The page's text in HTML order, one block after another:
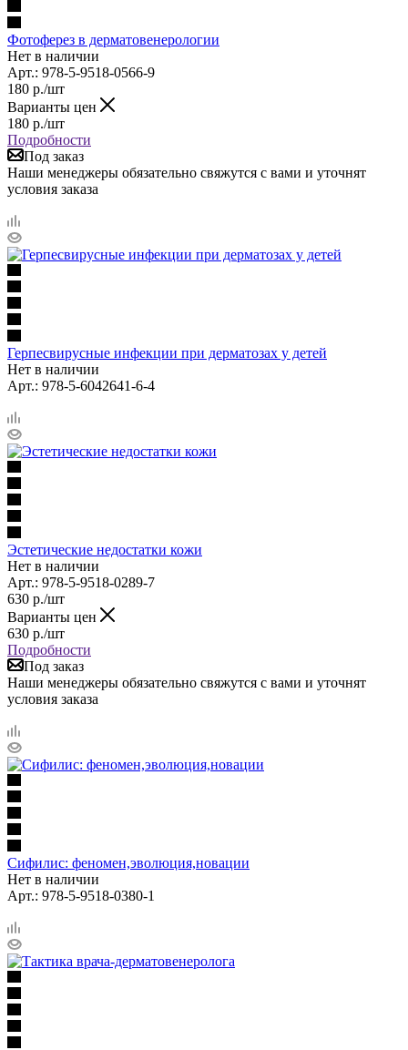
Фотоферез в дерматовенерологии
Нет в наличии
Арт.: 978-5-9518-0566-9
180 р./шт
Варианты цен
180 р./шт
Подробности
Под заказ
Наши менеджеры обязательно свяжутся с вами и уточнят
условия заказа
Герпесвирусные инфекции при дерматозах у детей
Нет в наличии
Арт.: 978-5-6042641-6-4
Эстетические недостатки кожи
Нет в наличии
Арт.: 978-5-9518-0289-7
630 р./шт
Варианты цен
630 р./шт
Подробности
Под заказ
Наши менеджеры обязательно свяжутся с вами и уточнят
условия заказа
Сифилис: феномен,эволюция,новации
Нет в наличии
Арт.: 978-5-9518-0380-1